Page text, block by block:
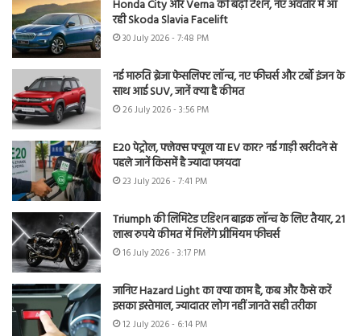
Honda City और Verna की बढ़ी टेंशन, नए अवतार में आ
रही Skoda Slavia Facelift
30 July 2026 - 7:48 PM
नई मारुति ब्रेजा फेसलिफ्ट लॉन्च, नए फीचर्स और टर्बो इंजन के
साथ आई SUV, जानें क्या है कीमत
26 July 2026 - 3:56 PM
E20 पेट्रोल, फ्लेक्स फ्यूल या EV कार? नई गाड़ी खरीदने से
पहले जानें किसमें है ज्यादा फायदा
23 July 2026 - 7:41 PM
Triumph की लिमिटेड एडिशन बाइक लॉन्च के लिए तैयार, 21
लाख रुपये कीमत में मिलेंगे प्रीमियम फीचर्स
16 July 2026 - 3:17 PM
जानिए Hazard Light का क्या काम है, कब और कैसे करें
इसका इस्तेमाल, ज्यादातर लोग नहीं जानते सही तरीका
12 July 2026 - 6:14 PM